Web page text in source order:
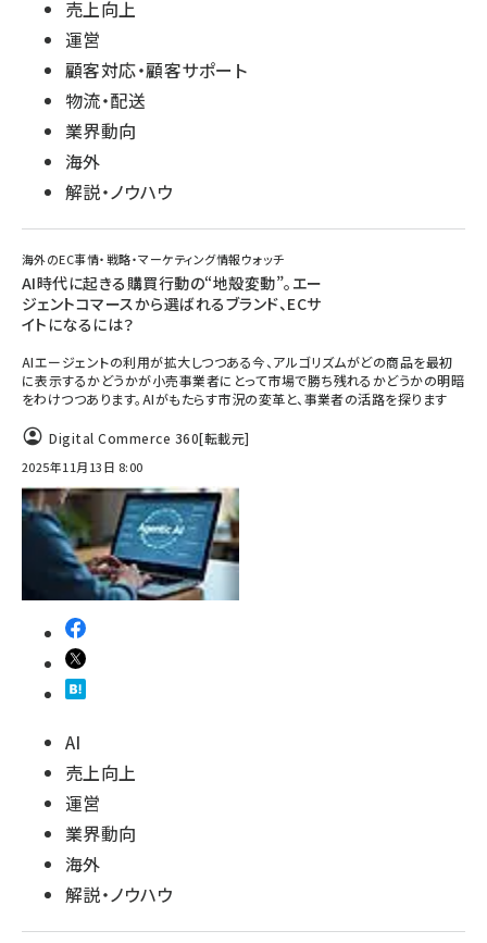
売上向上
運営
顧客対応・顧客サポート
物流・配送
業界動向
海外
解説・ノウハウ
海外のEC事情・戦略・マーケティング情報ウォッチ
AI時代に起きる購買行動の“地殻変動”。エー
ジェントコマースから選ばれるブランド、ECサ
イトになるには？
AIエージェントの利用が拡大しつつある今、アルゴリズムがどの商品を最初
に表示するかどうかが小売事業者にとって市場で勝ち残れるかどうかの明暗
をわけつつあります。AIがもたらす市況の変革と、事業者の活路を探ります
Digital Commerce 360[転載元]
2025年11月13日 8:00
AI
売上向上
運営
業界動向
海外
解説・ノウハウ